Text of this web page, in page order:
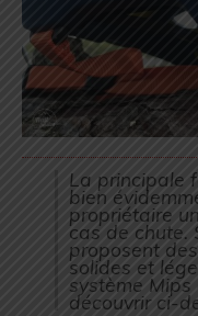
La principale
bien
propriétaire
cas de chute.
proposent
solides et
système Mips
découvrir ci-